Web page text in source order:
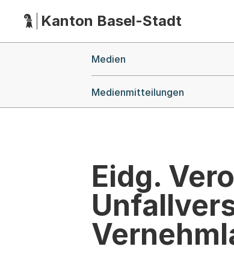
HauptnavigationKanton Basel-Stadt
Medien
Medienmitteilungen
Eidg.